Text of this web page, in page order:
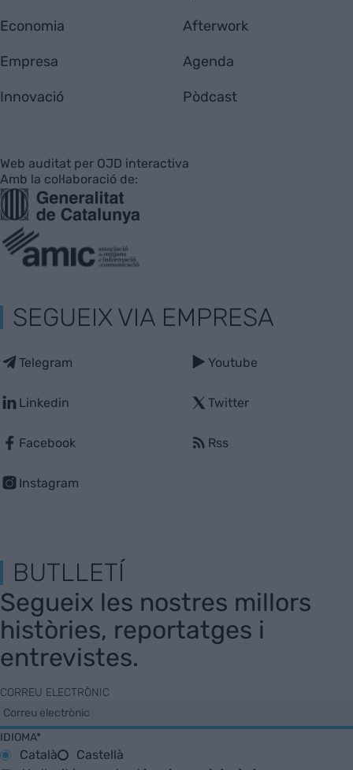
Economia
Empresa
Innovació
Afterwork
Agenda
Pòdcast
Web auditat per OJD interactiva
Amb la col·laboració de:
SEGUEIX VIA EMPRESA
Telegram
Linkedin
Facebook
Instagram
Youtube
Twitter
Rss
BUTLLETÍ
Segueix les nostres millors
històries, reportatges i
entrevistes.
CORREU ELECTRÒNIC
IDIOMA*
Català
Castellà